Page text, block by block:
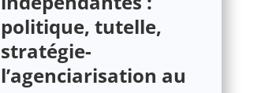
politique, tutelle,
stratégie-
l’agenciarisation au